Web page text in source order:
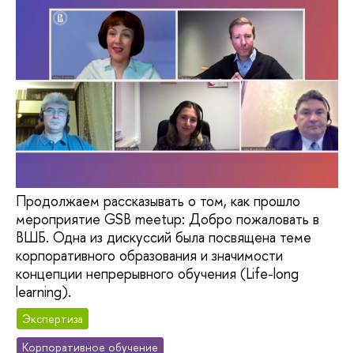
Продолжаем рассказывать о том, как прошло
мероприятие GSB meetup: Добро пожаловать в
ВШБ. Одна из дискуссий была посвящена теме
корпоративного образования и значимости
концепции непрерывного обучения (Life-long
learning).
Экспертиза
Корпоративное обучение